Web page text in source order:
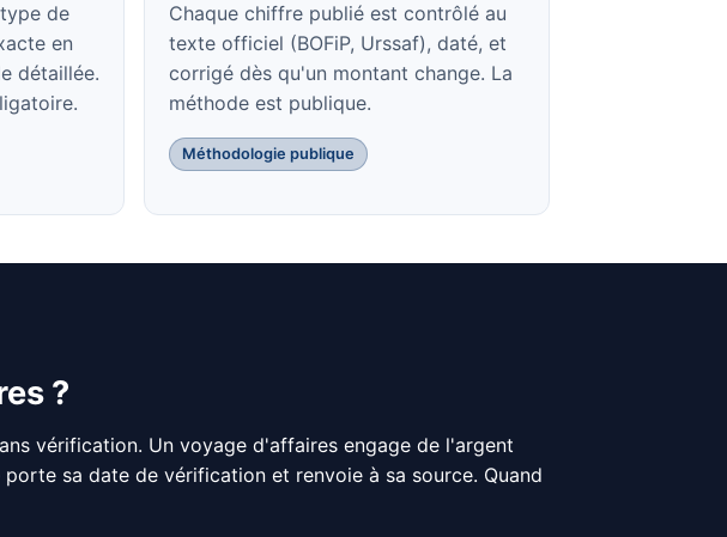
de
en
détaillée.
Chaque chiffre publié est contrôlé au
texte officiel (BOFiP, Urssaf), daté, et
corrigé dès qu'un montant change. La
méthode est publique.
Méthodologie publique
?
vérification. Un voyage d'affaires engage de l'argent
sa date de vérification et renvoie à sa source. Quand